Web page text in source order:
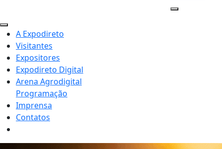
A Expodireto
Visitantes
Expositores
Expodireto Digital
Arena Agrodigital
Programação
Imprensa
Contatos